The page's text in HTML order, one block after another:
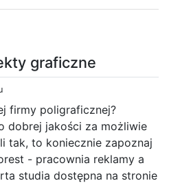
graficzne
firmy poligraficznej?
dobrej jakości za możliwie
tak, to koniecznie zapoznaj
- pracownia reklamy a
studia dostępna na stronie